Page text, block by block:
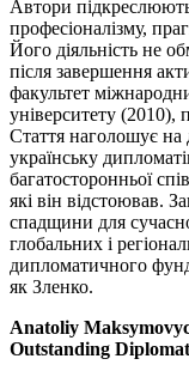
Автори
професіоналізму,
Його діяльність не
після завершення
факультет
університету (2010),
Стаття наголошує на
українську
багатосторонньої
які він відстоював.
спадщини для
глобальних і
дипломатичного
як Зленко.
Anatoliy
Outstanding